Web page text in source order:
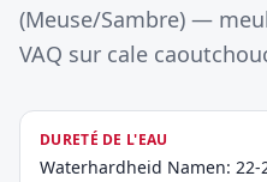
(Meuse/Sambre) —
VAQ sur cale
DURETÉ DE L'EAU
Waterhardheid Namen: 22-